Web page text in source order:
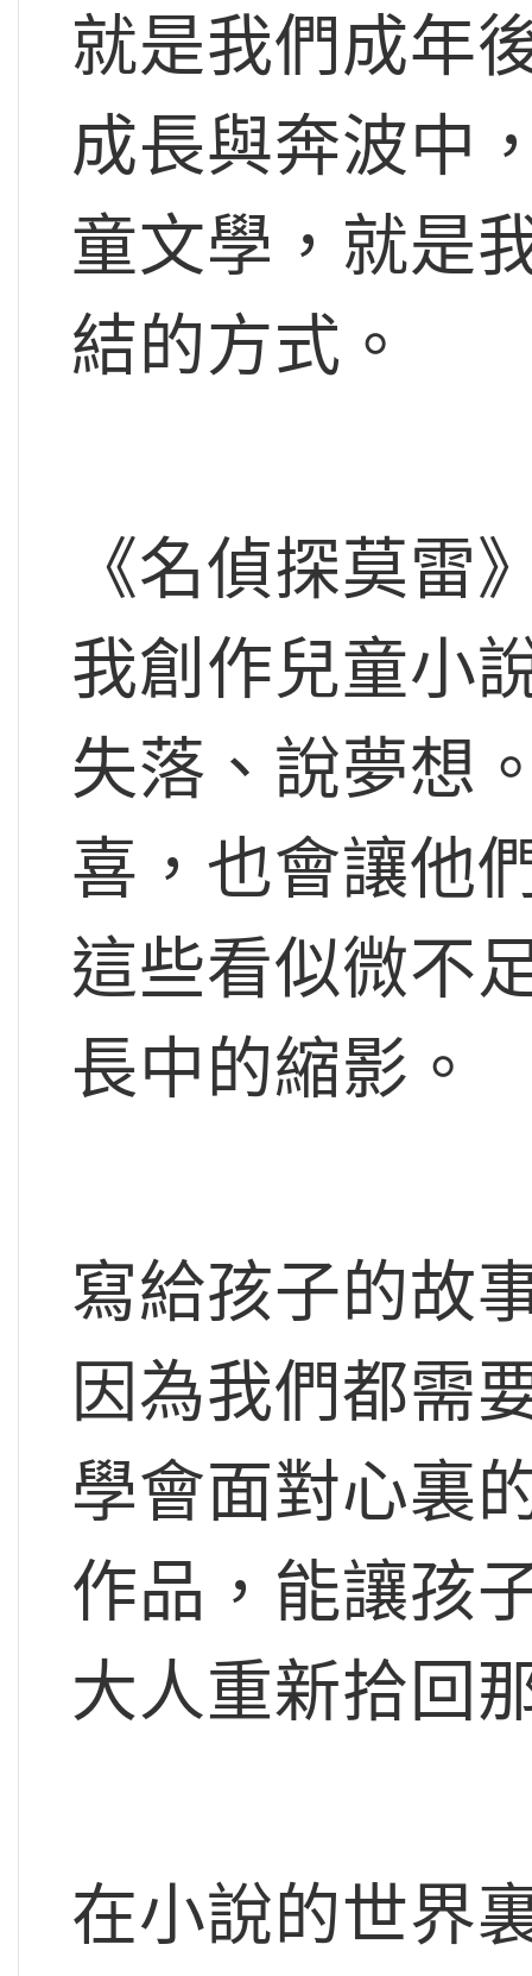
就是我們成年
成長與奔波中
童文學，就是
結的方式。
《名偵探莫雷
我創作兒童小
失落、說夢想
喜，也會讓他
這些看似微不
長中的縮影。
寫給孩子的故
因為我們都需
學會面對心裏
作品，能讓孩
大人重新拾回
在小說的世界